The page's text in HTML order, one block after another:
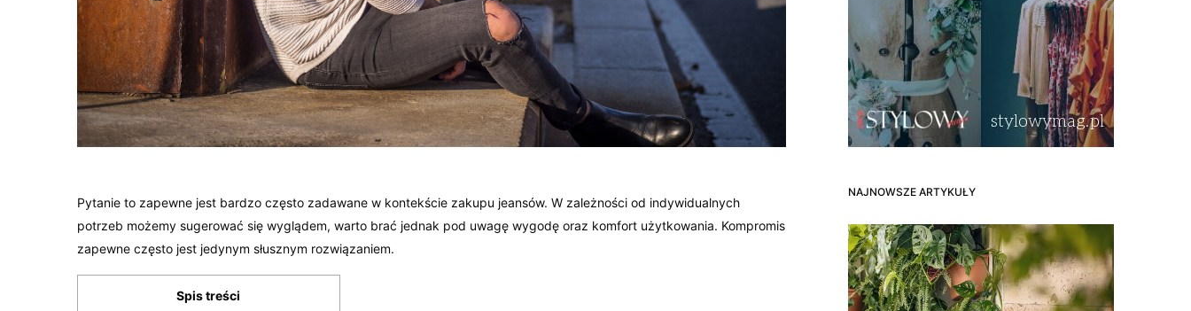
Pytanie to zapewne jest bardzo często zadawane w kontekście zakupu jeansów. W zależności od indywidualnych
potrzeb możemy sugerować się wyglądem, warto brać jednak pod uwagę wygodę oraz komfort użytkowania. Kompromis
zapewne często jest jedynym słusznym rozwiązaniem.
Spis treści
NAJNOWSZE ARTYKUŁY